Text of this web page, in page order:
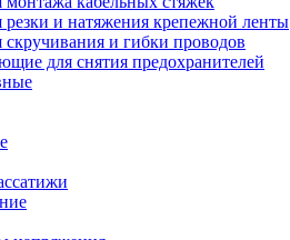
резки и натяжения крепежной ленты
и гибки проводов
для снятия предохранителей